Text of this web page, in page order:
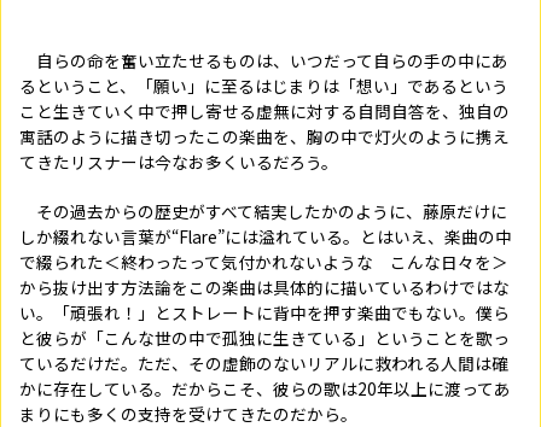
自らの命を奮い立たせるものは、いつだって自らの手の中にあ
るということ、「願い」に至るはじまりは「想い」であるという
こと――生きていく中で押し寄せる虚無に対する自問自答を、独自の
寓話のように描き切ったこの楽曲を、胸の中で灯火のように携え
てきたリスナーは今なお多くいるだろう。
その過去からの歴史がすべて結実したかのように、藤原だけに
しか綴れない言葉が“Flare”には溢れている。とはいえ、楽曲の中
で綴られた＜終わったって気付かれないような こんな日々を＞
から抜け出す方法論をこの楽曲は具体的に描いているわけではな
い。「頑張れ！」とストレートに背中を押す楽曲でもない。――僕ら
と彼らが「こんな世の中で孤独に生きている」ということを歌っ
ているだけだ。ただ、その虚飾のないリアルに救われる人間は確
かに存在している。だからこそ、彼らの歌は20年以上に渡ってあ
まりにも多くの支持を受けてきたのだから。